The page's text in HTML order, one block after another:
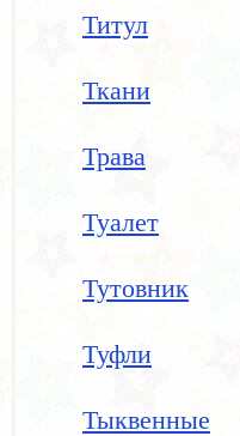
Титул
Ткани
Трава
Туалет
Тутовник
Туфли
Тыквенные